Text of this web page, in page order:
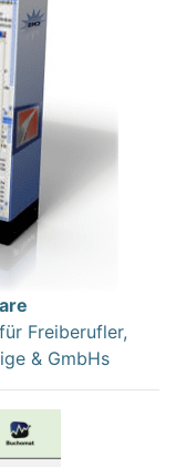
Freiberufler,
& GmbHs